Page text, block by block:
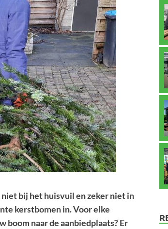
bij het huisvuil en zeker niet in
kerstbomen in. Voor elke
naar de aanbiedplaats? Er